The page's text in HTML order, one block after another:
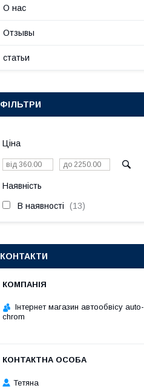
О нас
Отзывы
статьи
ФІЛЬТРИ
Ціна
Наявність
В наявності 13
КОНТАКТИ
Інтернет магазин автообвісу auto-
chrom
Тетяна